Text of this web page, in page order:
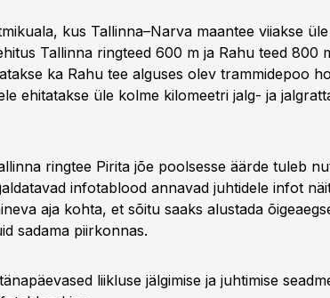
kus Tallinna–Narva maantee viiakse üle
Tallinna ringteed 600 m ja Rahu teed 800
ka Rahu tee alguses olev trammidepoo
ehitatakse üle kolme kilomeetri jalg- ja
ringtee Pirita jõe poolsesse äärde tuleb
infotablood annavad juhtidele infot
aja kohta, et sõitu saaks alustada
sadama piirkonnas.
liikluse jälgimise ja juhtimise